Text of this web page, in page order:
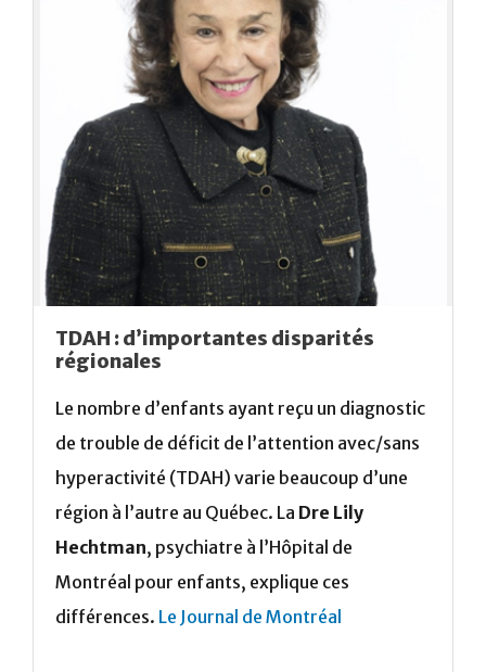
TDAH : d’importantes disparités
régionales
Le nombre d’enfants ayant reçu un diagnostic
de trouble de déficit de l’attention avec/sans
hyperactivité (TDAH) varie beaucoup d’une
région à l’autre au Québec. La Dre Lily
Hechtman, psychiatre à l’Hôpital de
Montréal pour enfants, explique ces
différences. Le Journal de Montréal